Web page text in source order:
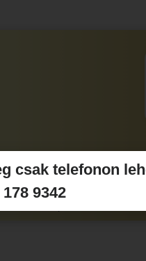
csak telefonon
9342